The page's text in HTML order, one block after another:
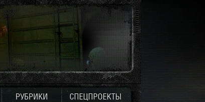
РУБРИКИ СПЕЦПРОЕКТЫ